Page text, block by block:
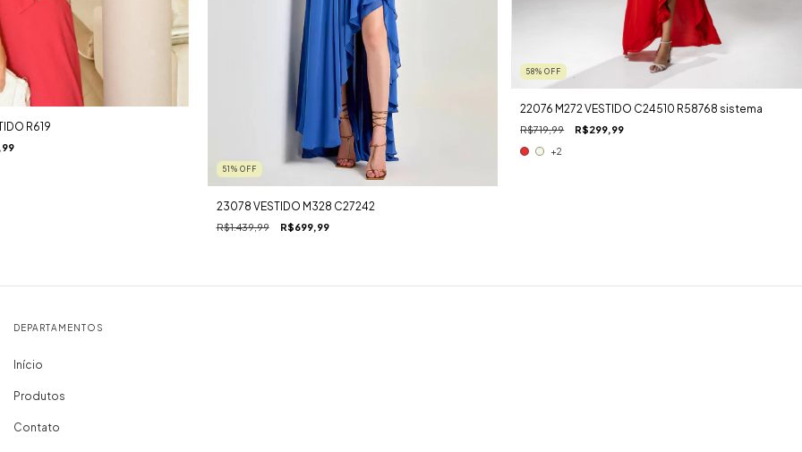
R619
51 % OFF
23078 VESTIDO M328 C27242
R$1.439,99 R$699,99
58%OFF
22076 M272 VESTIDO C24510 R58768 sistema
R$719,99 R$299,99
+2
DEPARTAMENTOS
Início
Produtos
Contato